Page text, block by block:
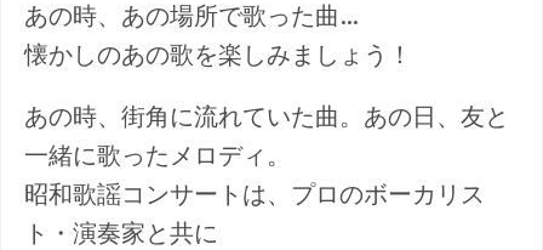
あの時、あの場所で歌った曲…
懐かしのあの歌を楽しみましょう！
あの時、街角に流れていた曲。あの日、友と
一緒に歌ったメロディ。
昭和歌謡コンサートは、プロのボーカリス
ト・演奏家と共に